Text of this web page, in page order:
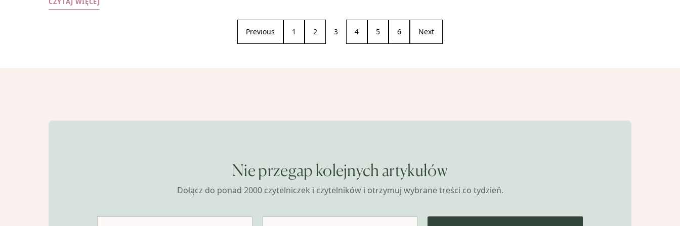
Previous 1 2 3 4 5 6 Next
Nie przegap kolejnych artykułów
Dołącz do ponad 2000 czytelniczek i czytelników i otrzymuj wybrane treści co tydzień.